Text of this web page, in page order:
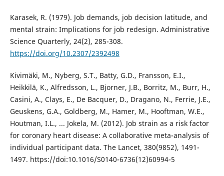
Karasek, R. (1979). Job demands, job decision latitude, and
mental strain: Implications for job redesign. Administrative
Science Quarterly, 24(2), 285-308.
https://doi.org/10.2307/2392498
Kivimäki, M., Nyberg, S.T., Batty, G.D., Fransson, E.I.,
Heikkilä, K., Alfredsson, L., Bjorner, J.B., Borritz, M., Burr, H.,
Casini, A., Clays, E., De Bacquer, D., Dragano, N., Ferrie, J.E.,
Geuskens, G.A., Goldberg, M., Hamer, M., Hooftman, W.E.,
Houtman, I.L., ... Jokela, M. (2012). Job strain as a risk factor
for coronary heart disease: A collaborative meta-analysis of
individual participant data. The Lancet, 380(9852), 1491-
1497. https://doi:10.1016/S0140-6736(12)60994-5